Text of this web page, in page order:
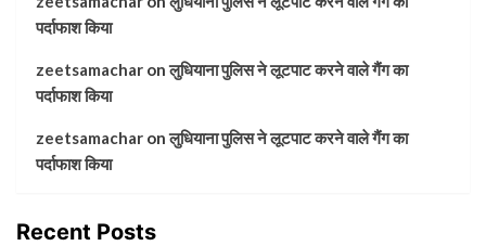
पर्दाफाश किया
zeetsamachar onलुधियाना पुलिस ने लूटपाट करने वाले गैंग का
पर्दाफाश किया
zeetsamachar onलुधियाना पुलिस ने लूटपाट करने वाले गैंग का
पर्दाफाश किया
Recent Posts